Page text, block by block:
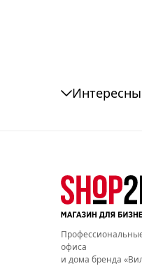
офиса
и дома бренда